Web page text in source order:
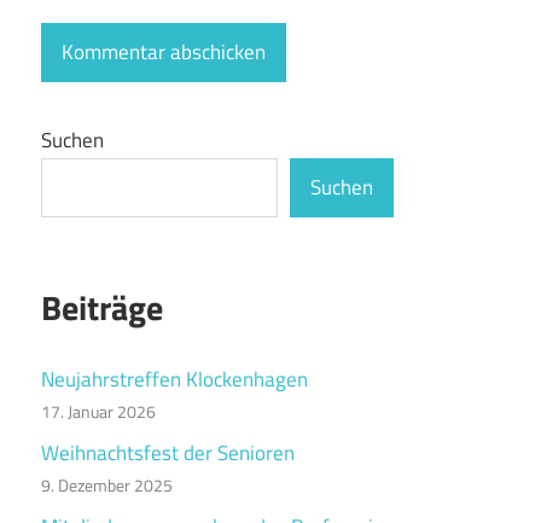
Suchen
Suchen
Beiträge
Neujahrstreffen Klockenhagen
17. Januar 2026
Weihnachtsfest der Senioren
9. Dezember 2025